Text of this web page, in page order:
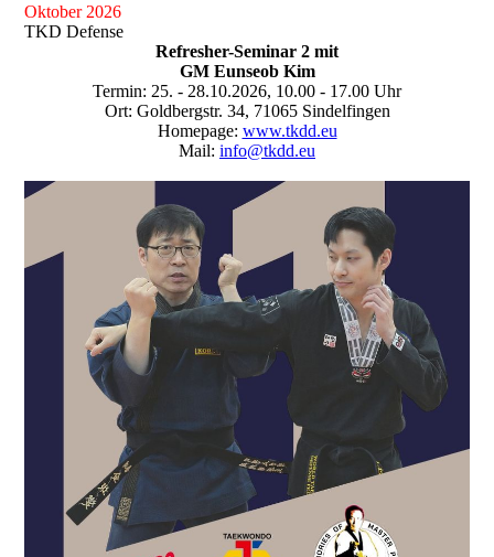
Oktober 2026
TKD Defense
Refresher-Seminar 2 mit
GM Eunseob Kim
Termin: 25. - 28.10.2026, 10.00 - 17.00 Uhr
Ort: Goldbergstr. 34, 71065 Sindelfingen
Homepage: www.tkdd.eu
Mail: info@tkdd.eu